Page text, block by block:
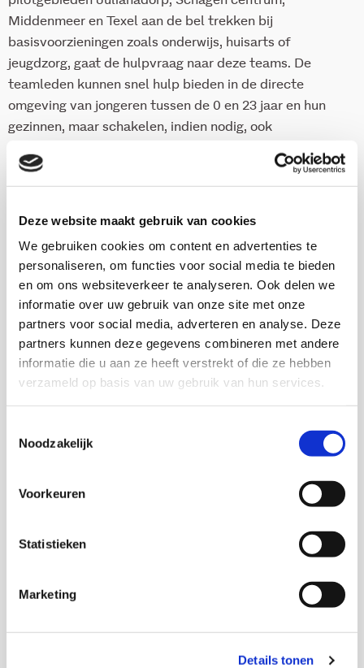
Deze website maakt gebruik van cookies
We gebruiken cookies om content en advertenties te
personaliseren, om functies voor social media te bieden
en om ons websiteverkeer te analyseren. Ook delen we
informatie over uw gebruik van onze site met onze
partners voor social media, adverteren en analyse. Deze
partners kunnen deze gegevens combineren met andere
informatie die u aan ze heeft verstrekt of die ze hebben
verzameld op basis van uw gebruik van hun services.
Noodzakelijk
Voorkeuren
Statistieken
Marketing
Details tonen
Middenmeer en Texel aan de bel trekken bij
basisvoorzieningen zoals onderwijs, huisarts of
jeugdzorg, gaat de hulpvraag naar deze teams. De
teamleden kunnen snel hulp bieden in de directe
omgeving van jongeren tussen de 0 en 23 jaar en hun
gezinnen, maar schakelen, indien nodig, ook
hulpaanbod doelmatiger en overzichtelijker wordt voor
ouders, voor andere voorzieningen en voor de
cases – geeft dit onderzoek zicht op de mogelijke
meerwaarde van de pilotaanpak.
Download deze publicatie
Senior onderzoeker en Hoofd onderzoeksgroep sociale